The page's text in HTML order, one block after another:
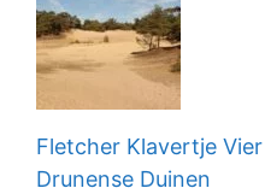
Fletcher Klavertje
Drunense Duinen